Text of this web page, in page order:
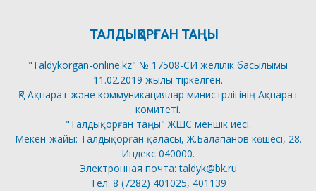
ТАЛДЫҚОРҒАН ТАҢЫ
"Taldykorgan-online.kz" № 17508-СИ желілік басылымы
11.02.2019 жылы тіркелген.
ҚР Ақпарат және коммуникациялар министрлігінің Ақпарат
комитеті.
"Талдықорған таңы" ЖШС меншік иесі.
Мекен-жайы: Талдықорған қаласы, Ж.Балапанов көшесі, 28.
Индекс 040000.
Электронная почта: taldyk@bk.ru
Тел: 8 (7282) 401025, 401139